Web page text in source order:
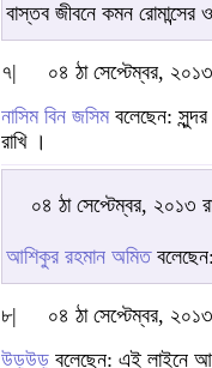
বাস্তব জীবনে কমন রোমান্সের
৭|
০৪ ঠা সেপ্টেম্বর,
নাসিম বিন জসিমবলেছেন:
রাখি ।
০৪ ঠা সেপ্টেম্বর, ২০১৩
আশিকুর রহমান অমিত
৮|
০৪ ঠা সেপ্টেম্বর,
উড়ুউড়ু বলেছেন: এই লাইনে